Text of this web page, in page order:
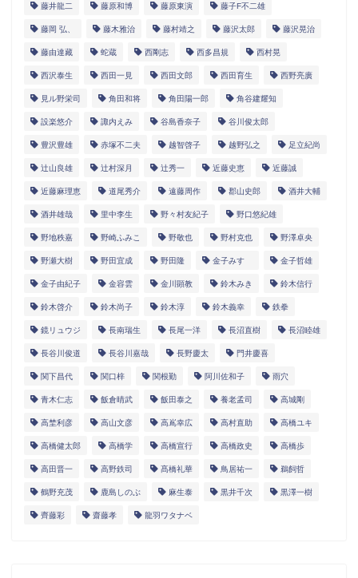
藤井龍二 藤原和博 藤原東演 藤子F不二雄
藤岡 弘、 藤木雅治 藤村靖之 藤沢太郎 藤沢晃治
藤由達藏 蛇蔵 西剛志 西多昌規 西村晃
西沢泰生 西田一見 西田文郎 西田育生 西野亮廣
見ル野栄司 角田和将 角田陽一郎 角谷建耀知
設楽悠介 諏内えみ 谷島香奈子 谷川俊太郎
豊沢豊雄 赤塚不二夫 越智啓子 越野弘之 足立紀尚
辻山良雄 辻村深月 辻秀一 近藤史恵 近藤誠
近藤麻理恵 道尾秀介 遠藤周作 郡山史郎 酒井大輔
酒井雄哉 里中李生 野々村友紀子 野口悠紀雄
野地秩嘉 野崎ふみこ 野敬也 野村克也 野澤卓央
野瀬大樹 野田宜成 野田隆 金子みすゞ 金子哲雄
金子由紀子 金容雲 金川顕教 鈴木みき 鈴木信行
鈴木啓介 鈴木尚子 鈴木淳 鈴木義幸 鉄拳
鏡リュウジ 長南瑞生 長尾一洋 長沼直樹 長沼睦雄
長谷川俊道 長谷川嘉哉 長野慶太 門井慶喜
関下昌代 関口梓 関根勤 阿川佐和子 雨穴
青木仁志 飯倉晴武 飯田泰之 養老孟司 高城剛
高埜利彦 高山文彦 高嶌幸広 高村直助 高橋ユキ
高橋健太郎 高橋学 高橋宣行 高橋政史 高橋歩
高田晋一 高野鉄司 髙橋礼華 鳥居祐一 鵜飼哲
鶴野充茂 鹿島しのぶ 麻生泰 黒井千次 黒澤一樹
齊藤彩 齋藤孝 龍羽ワタナベ